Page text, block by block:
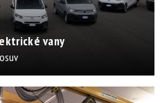
vany